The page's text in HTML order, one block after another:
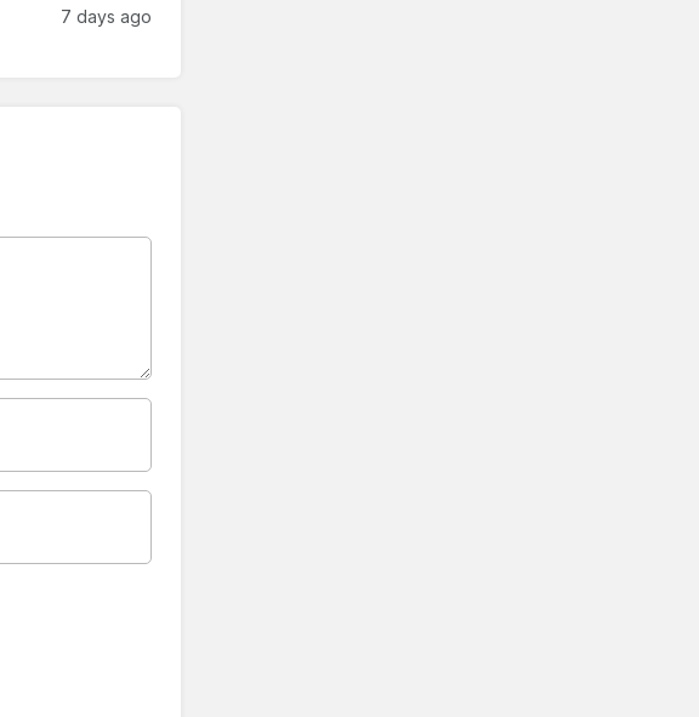
7 days ago